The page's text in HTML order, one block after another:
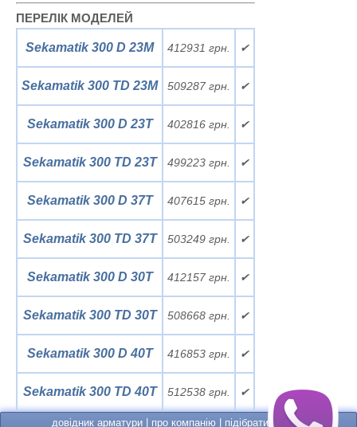
ПЕРЕЛІК МОДЕЛЕЙ
Sekamatik 300 D 23M 412931 грн. ✔
Sekamatik 300 TD 23M 509287 грн. ✔
Sekamatik 300 D 23T 402816 грн. ✔
Sekamatik 300 TD 23T 499223 грн. ✔
Sekamatik 300 D 37T 407615 грн. ✔
Sekamatik 300 TD 37T 503249 грн. ✔
Sekamatik 300 D 30T 412157 грн. ✔
Sekamatik 300 TD 30T 508668 грн. ✔
Sekamatik 300 D 40T 416853 грн. ✔
Sekamatik 300 TD 40T 512538 грн. ✔
довідник арматури про компанію підібрати насос|